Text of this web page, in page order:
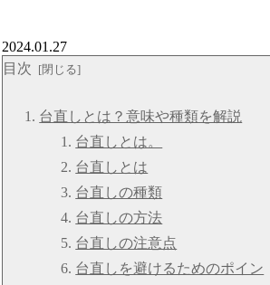
2024.01.27
目次
台直しとは？意味や種類を解説
台直しとは。
台直しとは
台直しの種類
台直しの方法
台直しの注意点
台直しを避けるためのポイン